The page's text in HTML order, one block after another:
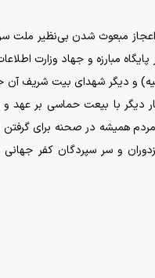
مبعوث شدن بی‌نظیر ملت
مبارزه و جهاد وزارت
و دیگر شهدای بیت شریف
دیگر با بیعت حماسی بر عهد و
همیشه در صحنه برای گرفتن
و سر سپردگان کفر جهانی